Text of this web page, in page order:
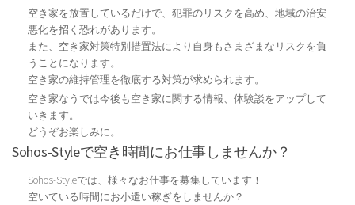
空き家を放置しているだけで、犯罪のリスクを高め、地域の治安
悪化を招く恐れがあります。
また、空き家対策特別措置法により自身もさまざまなリスクを負
うことになります。
空き家の維持管理を徹底する対策が求められます。
空き家なうでは今後も空き家に関する情報、体験談をアップして
いきます。
どうぞお楽しみに。
Sohos-Styleで空き時間にお仕事しませんか？
Sohos-Styleでは、様々なお仕事を募集しています！
空いている時間にお小遣い稼ぎをしませんか？